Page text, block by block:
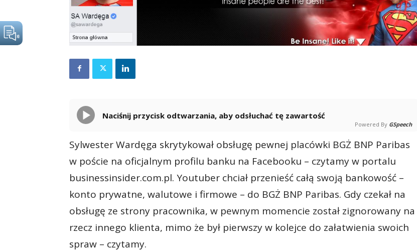
Naciśnij przycisk odtwarzania, aby odsłuchać tę zawartość
Powered By GSpeech
Sylwester Wardęga skrytykował obsługę pewnej placówki BGŻ BNP Paribas
w poście na oficjalnym profilu banku na Facebooku – czytamy w portalu
businessinsider.com.pl. Youtuber chciał przenieść całą swoją bankowość –
konto prywatne, walutowe i firmowe – do BGŻ BNP Paribas. Gdy czekał na
obsługę ze strony pracownika, w pewnym momencie został zignorowany na
rzecz innego klienta, mimo że był pierwszy w kolejce do załatwienia swoich
spraw – czytamy.